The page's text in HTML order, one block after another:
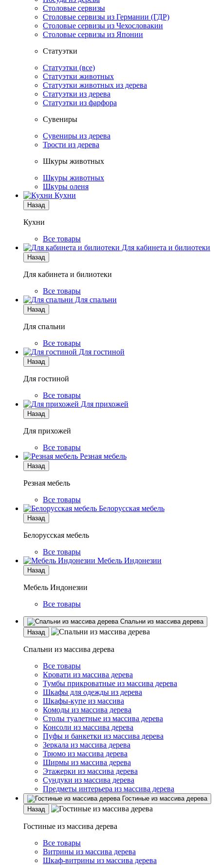
Столовые сервизы
Столовые сервизы из Германии (ГДР)
Столовые сервизы из Чехословакии
Столовые сервизы из Японии
Статуэтки
Статуэтки (все)
Статуэтки животных
Статуэтки животных из дерева
Статуэтки из дерева
Статуэтки из фарфора
Сувениры
Сувениры из дерева
Трости из дерева
Шкуры животных
Шкуры животных
Шкуры оленя
Кухни
Назад
Кухни
Все товары
Для кабинета и билиотеки
Назад
Для кабинета и билиотеки
Все товары
Для спальни
Назад
Для спальни
Все товары
Для гостиной
Назад
Для гостиной
Все товары
Для прихожей
Назад
Для прихожей
Все товары
Резная мебель
Назад
Резная мебель
Все товары
Белорусская мебель
Назад
Белорусская мебель
Все товары
Мебель Индонезии
Назад
Мебель Индонезии
Все товары
Спальни из массива дерева
Назад
Спальни из массива дерева
Все товары
Кровати из массива дерева
Тумбы прикроватные из массива дерева
Шкафы для одежды из дерева
Шкафы-купе из массива
Комоды из массива дерева
Столы туалетные из массива дерева
Консоли из массива дерева
Пуфы и банкетки из массива дерева
Зеркала из массива дерева
Трюмо из массива дерева
Ширмы из массива дерева
Этажерки из массива дерева
Сундуки из массива дерева
Предметы интерьера из массива дерева
Гостиные из массива дерева
Назад
Гостиные из массива дерева
Все товары
Витрины из массива дерева
Шкаф-витрины из массива дерева